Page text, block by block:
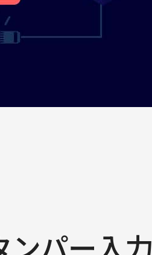
ンパー入力